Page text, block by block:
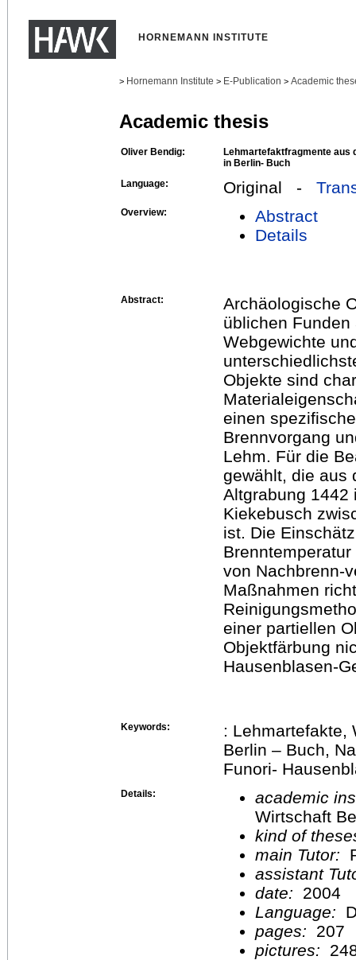
HORNEMANN INSTITUTE
> Hornemann Institute > E-Publication > Academic
Academic thesis
Oliver Bendig:
Lehmartefaktfragmente aus
in Berlin- Buch
Language:
Original -
Overview:
Abstract
Details
Abstract:
Archäologische
üblichen
Webgewichte
Objekte sind
einen
Brennvorgang
Lehm. Für die
gewählt, die aus
Altgrabung 1442
Kiekebusch
ist. Die
von Nachbrenn-
Maßnahmen
einer partiellen
Objektfärbung
Hausenblasen-
Keywords:
: Lehmartefakte,
Berlin – Buch,
Funori-
Details:
academic
Wirtschaft
kind of
main Tutor:
assistant
date:
2004
Language:
pages:
207
pictures: